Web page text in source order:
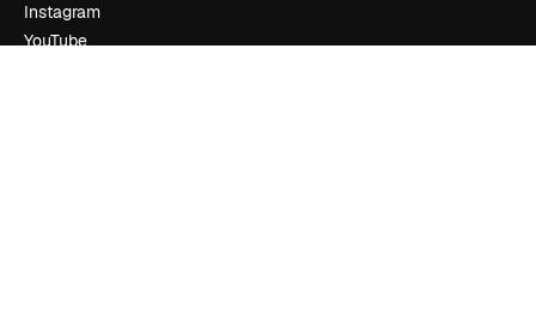
Instagram
YouTube